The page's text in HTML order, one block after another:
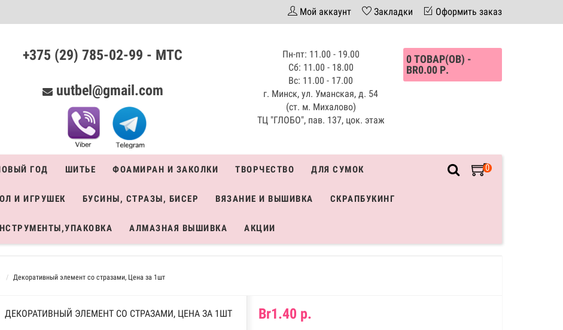
Мой аккаунт Закладки Оформить заказ
+375 (29) 785-02-99 - МТС
uutbel@gmail.com
Пн-пт: 11.00 - 19.00
Сб: 11.00 - 18.00
Вс: 11.00 - 17.00
г. Минск, ул. Уманская, д. 54
(ст. м. Михалово)
ТЦ "ГЛОБО", пав. 137, цок. этаж
0 ТОВАР(ОВ) -
BR0.00 Р.
0
ГОД ШИТЬЕ ФОАМИРАН И ЗАКОЛКИ ТВОРЧЕСТВО ДЛЯ СУМОК
И ИГРУШЕК БУСИНЫ, СТРАЗЫ, БИСЕР ВЯЗАНИЕ И ВЫШИВКА СКРАПБУКИНГ
АЛМАЗНАЯ ВЫШИВКА АКЦИИ
Декоративный элемент со стразами, Цена за 1шт
ДЕКОРАТИВНЫЙ ЭЛЕМЕНТ СО СТРАЗАМИ, ЦЕНА ЗА 1ШТ Br1.40 р.